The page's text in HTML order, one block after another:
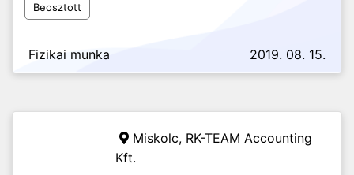
Beosztott
Fizikai munka 2019. 08. 15.
Miskolc, RK-TEAM Accounting
Kft.